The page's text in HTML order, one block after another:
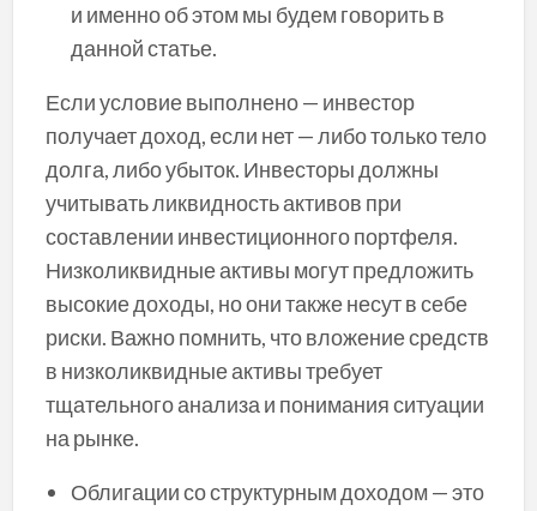
и именно об этом мы будем говорить в
данной статье.
Если условие выполнено — инвестор
получает доход, если нет — либо только тело
долга, либо убыток. Инвесторы должны
учитывать ликвидность активов при
составлении инвестиционного портфеля.
Низколиквидные активы могут предложить
высокие доходы, но они также несут в себе
риски. Важно помнить, что вложение средств
в низколиквидные активы требует
тщательного анализа и понимания ситуации
на рынке.
Облигации со структурным доходом — это